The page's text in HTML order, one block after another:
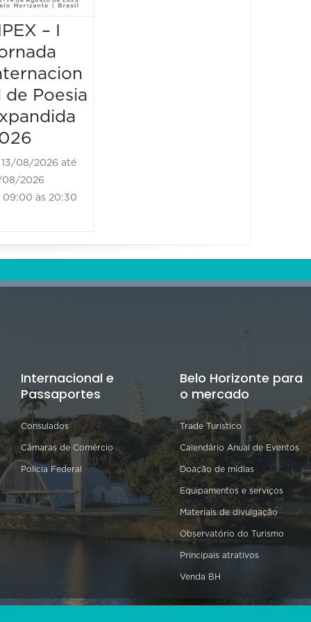
– I
de Poesia
13/08/2026 até
08/2026
às 20:30
Internacional e
Passaportes
Consulados
Câmaras de Comércio
Polícia Federal
Belo Horizonte para
o mercado
Trade Turístico
Calendário Anual de Eventos
Doação de mídias
Equipamentos e serviços
Materiais de divulgação
Observatório do Turismo
Principais atrativos
Venda BH